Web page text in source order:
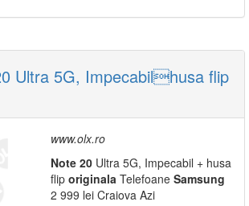
Ultra 5G, Impecabilhusa flip
www.olx.ro
Note 20 Ultra 5G, Impecabil + husa
flip originala Telefoane Samsung
2 999 lei Craiova Azi